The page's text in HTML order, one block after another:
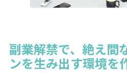
副業解禁で、絶え間
ンを生み出す環境を